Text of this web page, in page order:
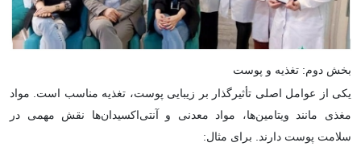
بخش دوم: تغذیه و پوست
یکی از عوامل اصلی تأثیرگذار بر زیبایی پوست، تغذیه مناسب است. مواد
مغذی مانند ویتامین‌ها، مواد معدنی و آنتی‌اکسیدان‌ها نقش مهمی در
سلامت پوست دارند. برای مثال: